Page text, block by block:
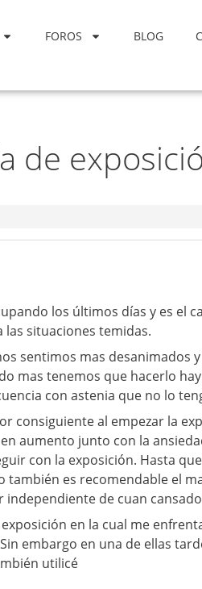
FOROS BLOG
de
los últimos días y es el
situaciones temidas.
sentimos mas desanimados
mas tenemos que hacerlo
con astenia que no lo
consiguiente al empezar la
aumento junto con la
con la exposición. Hasta
también es recomendable el
de cuan
en la cual me
embargo en una de ellas
utilicé